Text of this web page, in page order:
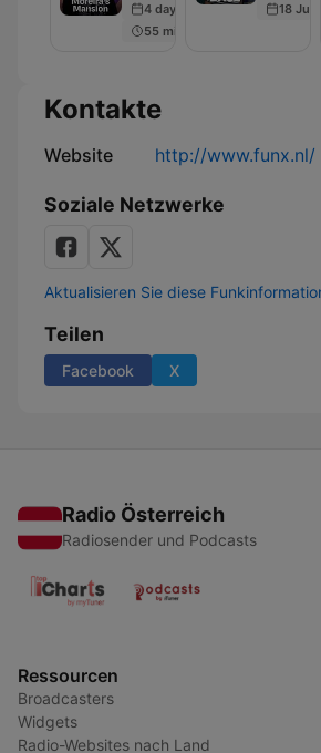
FREDDY
4 days ago
55 min
18
Kontakte
Website http://www.funx.nl/
Soziale Netzwerke
Aktualisieren Sie diese
Teilen
Facebook X
Radio Österreich
Radiosender und Podcasts
Ressourcen
Broadcasters
Widgets
Radio-Websites nach Land